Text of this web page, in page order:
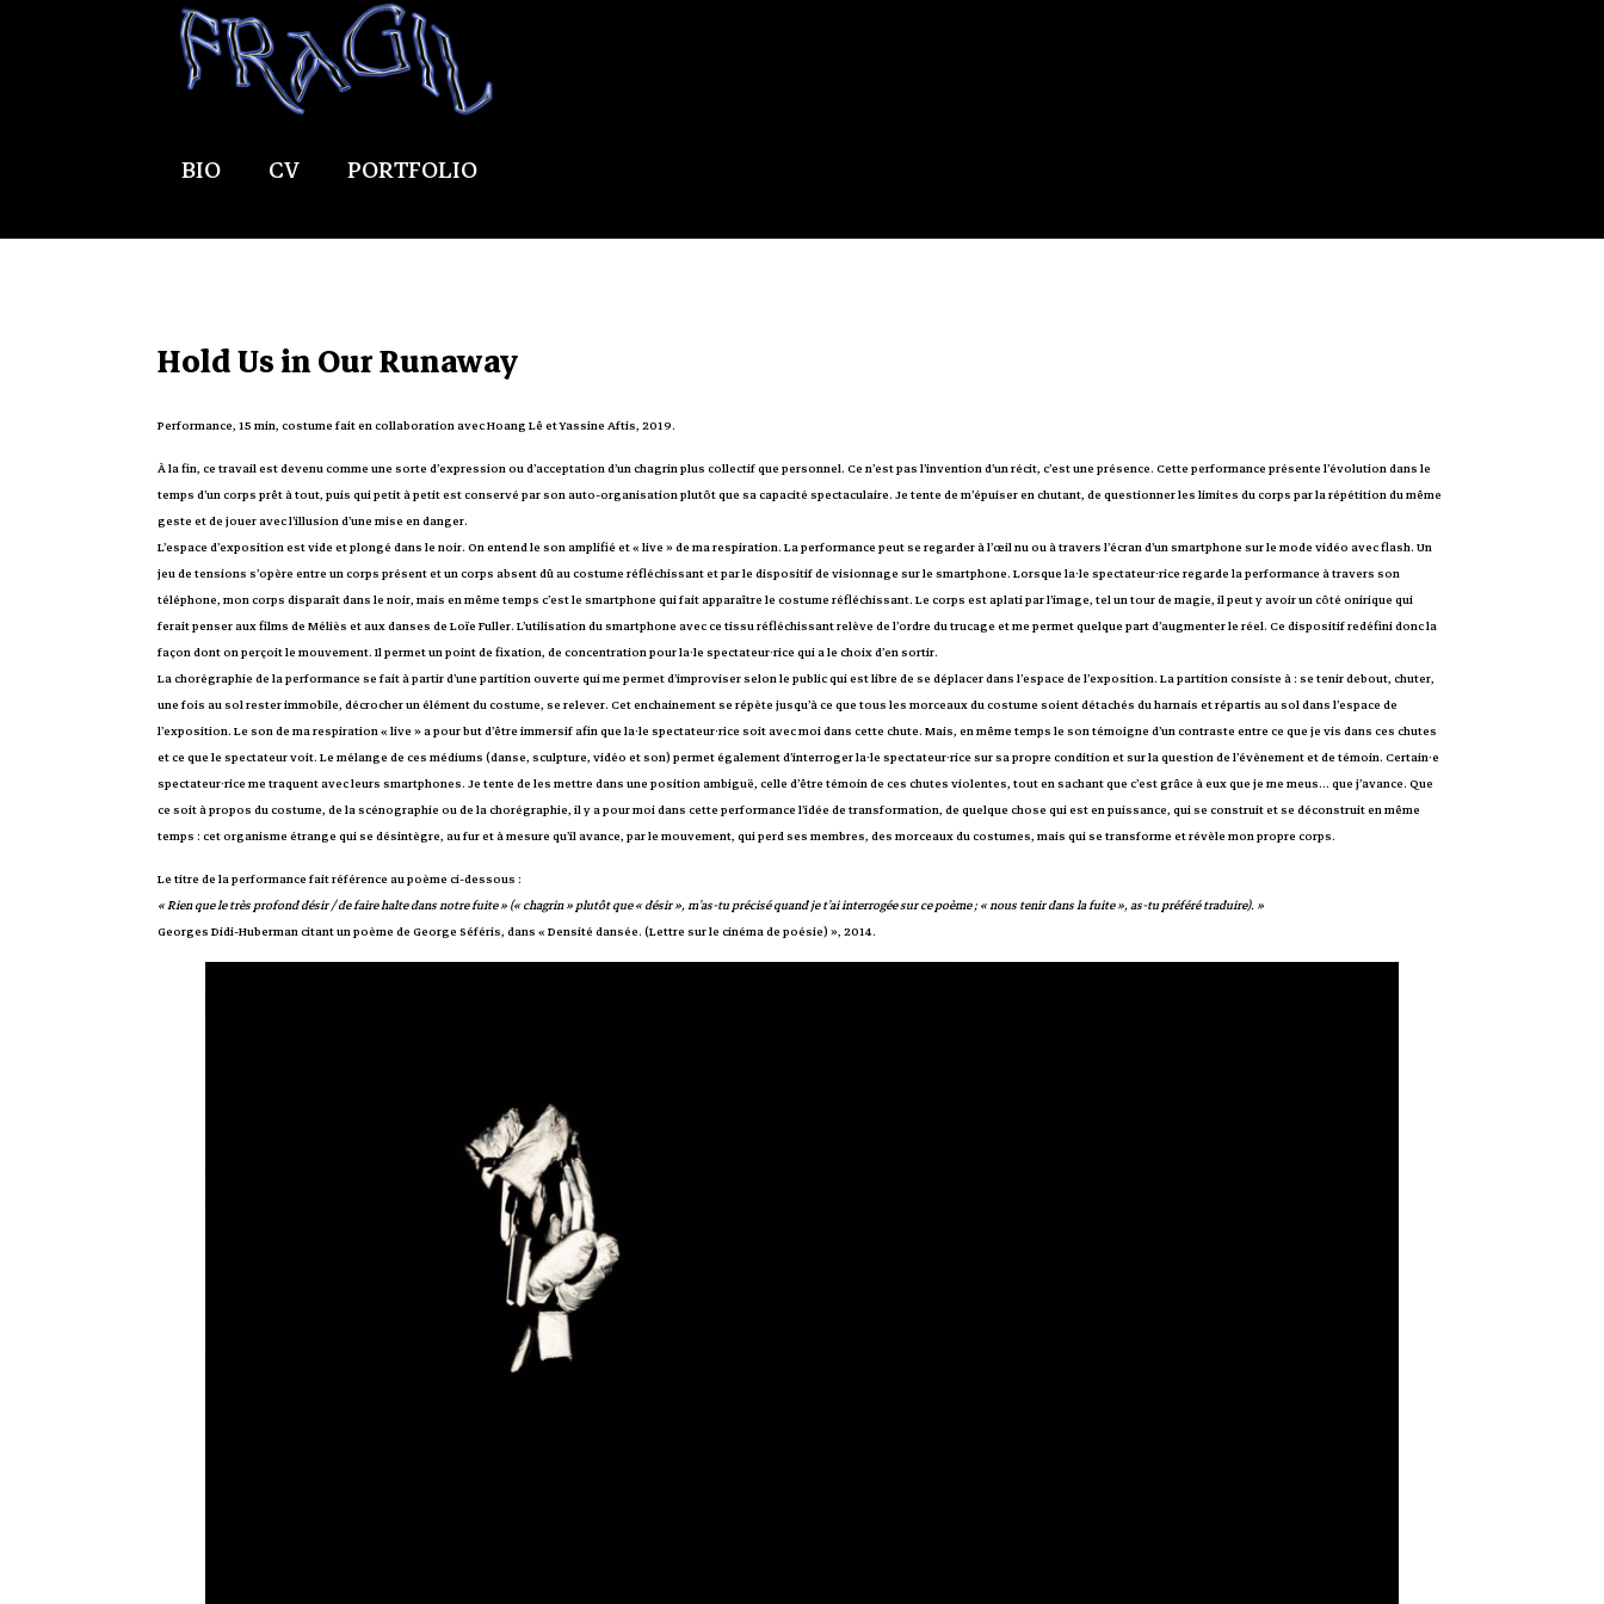
BIO CV PORTFOLIO
Hold Us in Our Runaway
Performance, 15 min, costume fait en collaboration avec Hoang Lê et Yassine Aftis, 2019.
À la fin, ce travail est devenu comme une sorte d’expression ou d’acceptation d’un chagrin plus collectif que personnel. Ce n’est pas l’invention d’un récit, c’est une présence. Cette performance présente l’évolution dans le
temps d’un corps prêt à tout, puis qui petit à petit est conservé par son auto-organisation plutôt que sa capacité spectaculaire. Je tente de m’épuiser en chutant, de questionner les limites du corps par la répétition du même
geste et de jouer avec l’illusion d’une mise en danger.
L’espace d’exposition est vide et plongé dans le noir. On entend le son amplifié et « live » de ma respiration. La performance peut se regarder à l’œil nu ou à travers l’écran d’un smartphone sur le mode vidéo avec flash. Un
jeu de tensions s’opère entre un corps présent et un corps absent dû au costume réfléchissant et par le dispositif de visionnage sur le smartphone. Lorsque la·le spectateur·rice regarde la performance à travers son
téléphone, mon corps disparaît dans le noir, mais en même temps c’est le smartphone qui fait apparaître le costume réfléchissant. Le corps est aplati par l’image, tel un tour de magie, il peut y avoir un côté onirique qui
ferait penser aux films de Méliès et aux danses de Loïe Fuller. L’utilisation du smartphone avec ce tissu réfléchissant relève de l’ordre du trucage et me permet quelque part d’augmenter le réel. Ce dispositif redéfini donc la
façon dont on perçoit le mouvement. Il permet un point de fixation, de concentration pour la·le spectateur·rice qui a le choix d’en sortir.
La chorégraphie de la performance se fait à partir d’une partition ouverte qui me permet d’improviser selon le public qui est libre de se déplacer dans l’espace de l’exposition. La partition consiste à : se tenir debout, chuter,
une fois au sol rester immobile, décrocher un élément du costume, se relever. Cet enchainement se répète jusqu’à ce que tous les morceaux du costume soient détachés du harnais et répartis au sol dans l’espace de
l’exposition. Le son de ma respiration « live » a pour but d’être immersif afin que la·le spectateur·rice soit avec moi dans cette chute. Mais, en même temps le son témoigne d’un contraste entre ce que je vis dans ces chutes
et ce que le spectateur voit. Le mélange de ces médiums (danse, sculpture, vidéo et son) permet également d’interroger la·le spectateur·rice sur sa propre condition et sur la question de l’évènement et de témoin. Certain·e
spectateur·rice me traquent avec leurs smartphones. Je tente de les mettre dans une position ambiguë, celle d’être témoin de ces chutes violentes, tout en sachant que c’est grâce à eux que je me meus… que j’avance. Que
ce soit à propos du costume, de la scénographie ou de la chorégraphie, il y a pour moi dans cette performance l’idée de transformation, de quelque chose qui est en puissance, qui se construit et se déconstruit en même
temps : cet organisme étrange qui se désintègre, au fur et à mesure qu’il avance, par le mouvement, qui perd ses membres, des morceaux du costumes, mais qui se transforme et révèle mon propre corps.
Le titre de la performance fait référence au poème ci-dessous :
« Rien que le très profond désir / de faire halte dans notre fuite » (« chagrin » plutôt que « désir », m’as-tu précisé quand je t’ai interrogée sur ce poème ; « nous tenir dans la fuite », as-tu préféré traduire). »
Georges Didi-Huberman citant un poème de George Séféris, dans « Densité dansée. (Lettre sur le cinéma de poésie) », 2014.